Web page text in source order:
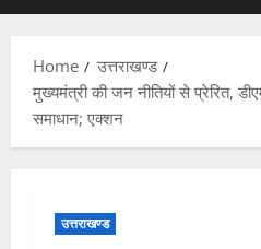
Home
उत्तराखण्ड
मुख्यमंत्री की जन नीतियों से प्रेरित,
समाधान; एक्शन
उत्तराखण्ड